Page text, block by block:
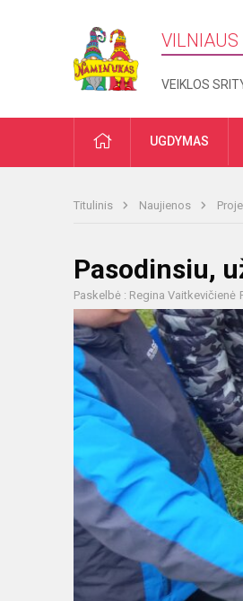
VILNIAUS
VEIKLOS
PRADŽIAUGDYMAS
Titulinis Naujienos
Pasodinsiu,
Paskelbė : Regina Vaitkevičienė